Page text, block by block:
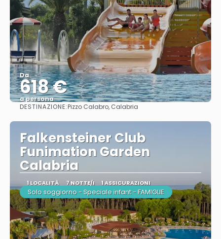
Da
618 €
a persona
Vedere
DESTINAZIONE:Pizzo Calabro, Calabria
Falkensteiner Club
Funimation Garden
Calabria
1 LOCALITÀ 7 NOTTE/I 1 ASSICURAZIONI
Solo soggiorno - Speciale infant - FAMIGLIE